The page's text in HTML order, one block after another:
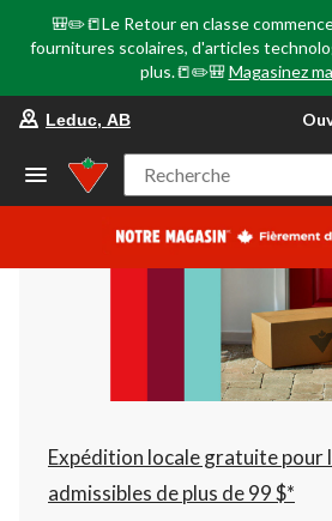
🎒✏️📒Le Retour en classe
fournitures scolaires, d'articles
plus.📒✏️🎒 Magasinez
votre
préféré
Leduc,
AB,
à
22:00
cliquer
pour
changer
Leduc, AB
Recherche
Expédition locale gratuite pour
admissibles de plus de 99 $*